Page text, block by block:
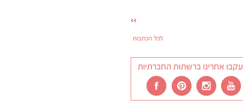
לכל הכתבות
עקבו אחרינו ברשתות החברתיות